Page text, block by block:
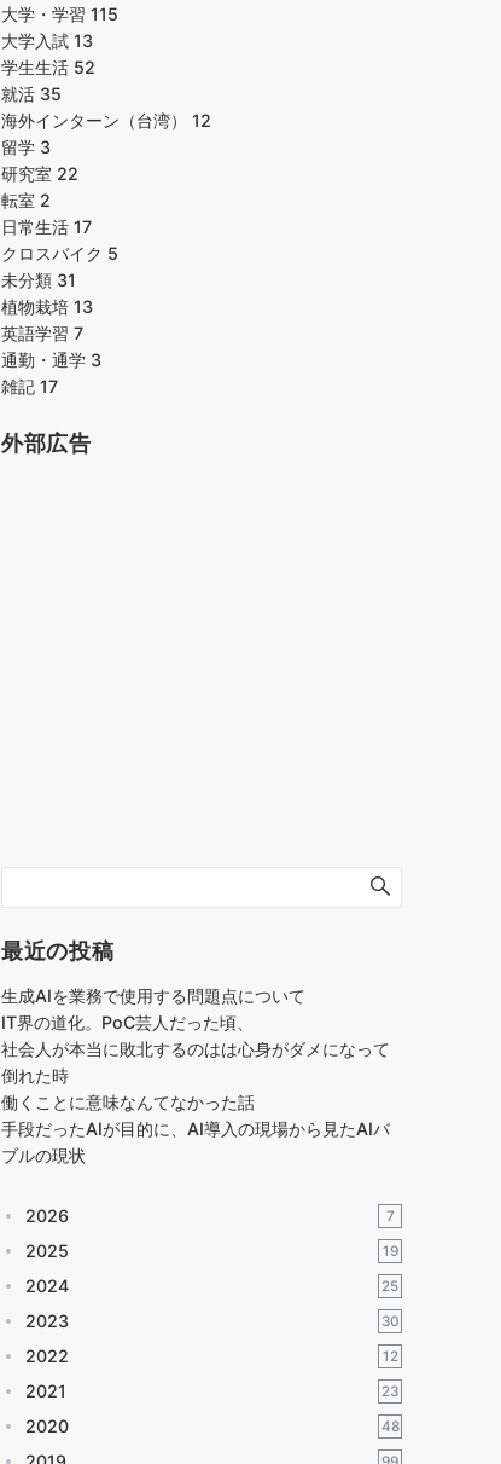
大学・学習 115
大学入試 13
学生生活 52
就活 35
海外インターン（台湾） 12
留学 3
研究室 22
転室 2
日常生活 17
クロスバイク 5
未分類 31
植物栽培 13
英語学習 7
通勤・通学 3
雑記 17
外部広告
最近の投稿
生成AIを業務で使用する問題点について
IT界の道化。PoC芸人だった頃、
社会人が本当に敗北するのはは心身がダメになって
倒れた時
働くことに意味なんてなかった話
手段だったAIが目的に、AI導入の現場から見たAIバ
ブルの現状
2026 7
2025 19
2024 25
2023 30
2022 12
2021 23
2020 48